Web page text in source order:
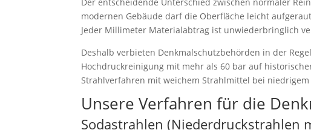
modernen Gebäude darf die Oberfläche leicht
Jeder Millimeter Materialabtrag ist unwiederbringlich
Deshalb verbieten Denkmalschutzbehörden in der
Hochdruckreinigung mit mehr als 60 bar auf
Strahlverfahren mit weichem Strahlmittel bei niedrigem
Unsere Verfahren für die
Sodastrahlen (Niederdruckstrahlen